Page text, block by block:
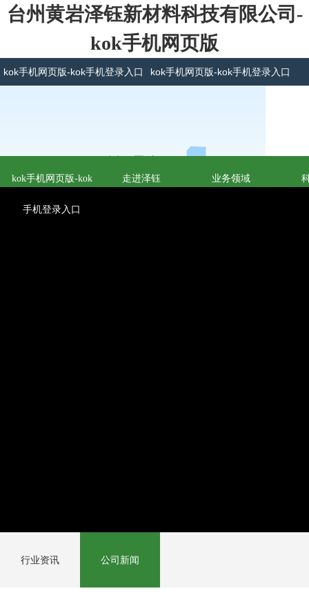
台州黄岩泽钰新材料科技有限公司-
kok手机网页版
kok手机网页版-kok手机登录入口 kok手机网页版-kok手机登录入口
kok手机网页版-kok
手机登录入口
走进泽钰 业务领域
行业资讯 公司新闻